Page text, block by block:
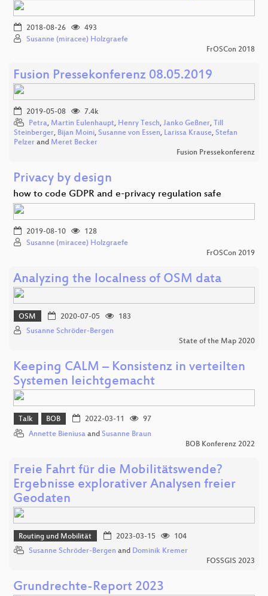
2018-08-26
493
Susanne (miracee) Holzgraefe
FrOSCon 2018
Fusion Pressekonferenz 08.05.2019
2019-05-08
7.4k
Petra, Martin Eulenhaupt, Henry Tesch, Janko Geßner, Till
Steinberger, Bijan Moini, Susanne von Essen, Larissa Krause, Stefan
Pelzer and Meret Becker
Fusion Pressekonferenz
Privacy by design
how to code GDPR and e-privacy regulation safe
2019-08-10
128
Susanne (miracee) Holzgraefe
FrOSCon 2019
Analyzing the localness of OSM data
OSM 2020-07-05
183
Susanne Schröder-Bergen
State of the Map 2020
Keeping CALM – Konsistenz in verteilten
Systemen leichtgemacht
Talk BOB 2022-03-11
97
Annette Bieniusa and Susanne Braun
BOB Konferenz 2022
Freie Fahrt für die Mobilitätswende?
Ergebnisse explorativer Analysen freier
Geodaten
Routing und Mobilität 2023-03-15
104
Susanne Schröder-Bergen and Dominik Kremer
FOSSGIS 2023
Grundrechte-Report 2023